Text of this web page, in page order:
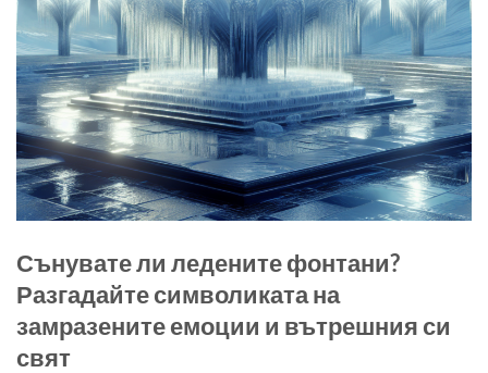
Сънувате ли ледените фонтани?
Разгадайте символиката на
замразените емоции и вътрешния си
свят